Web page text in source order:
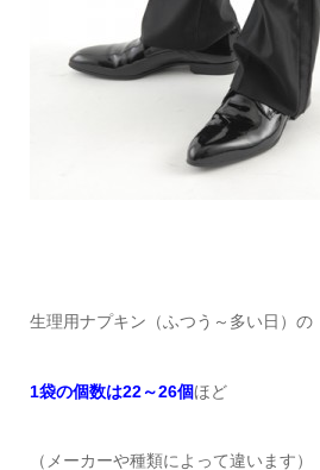
生理用ナプキン（ふつう～多い日）の
1袋の個数は22～26個ほど
（メーカーや種類によって違います）